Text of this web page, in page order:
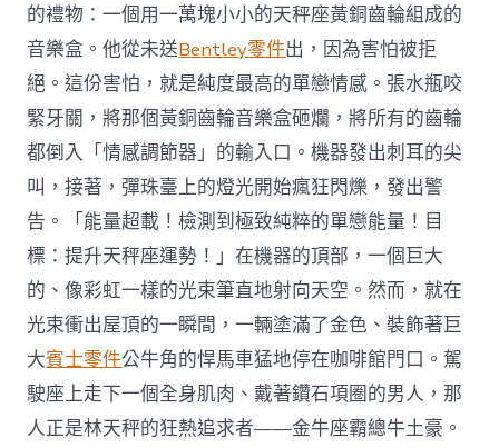
的禮物：一個用一萬塊小小的天秤座黃銅齒輪組成的
音樂盒。他從未送Bentley零件出，因為害怕被拒
絕。這份害怕，就是純度最高的單戀情感。張水瓶咬
緊牙關，將那個黃銅齒輪音樂盒砸爛，將所有的齒輪
都倒入「情感調節器」的輸入口。機器發出刺耳的尖
叫，接著，彈珠臺上的燈光開始瘋狂閃爍，發出警
告。「能量超載！檢測到極致純粹的單戀能量！目
標：提升天秤座運勢！」在機器的頂部，一個巨大
的、像彩虹一樣的光束筆直地射向天空。然而，就在
光束衝出屋頂的一瞬間，一輛塗滿了金色、裝飾著巨
大賓士零件公牛角的悍馬車猛地停在咖啡館門口。駕
駛座上走下一個全身肌肉、戴著鑽石項圈的男人，那
人正是林天秤的狂熱追求者——金牛座霸總牛土豪。